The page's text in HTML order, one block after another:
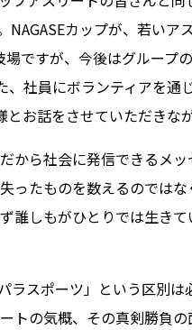
カップが、若い
ですが、今後はグループ
、社員にボランティアを
お話をさせていただきな
から社会に発信できるメ
ったものを数えるのでは
誰しもがひとりでは生き
ラスポーツ」という区別
トの気概、その真剣勝負